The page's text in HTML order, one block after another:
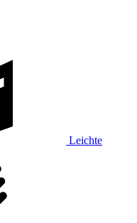
Leichte